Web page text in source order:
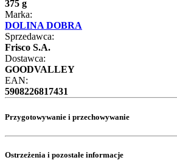
375 g
Marka:
DOLINA DOBRA
Sprzedawca:
Frisco S.A.
Dostawca:
GOODVALLEY
EAN:
5908226817431
Przygotowywanie i przechowywanie
Ostrzeżenia i pozostałe informacje